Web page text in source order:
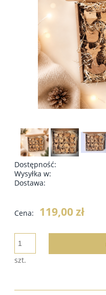
Dostępność:
Wysyłka w:
Dostawa:
Cena: 119,00 zł
szt.